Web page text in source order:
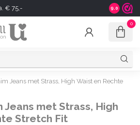
€ 75,- Shipping
9.0
0
Jeans met Strass, High Waist en Rechte
Jeans met Strass, High
Stretch Fit